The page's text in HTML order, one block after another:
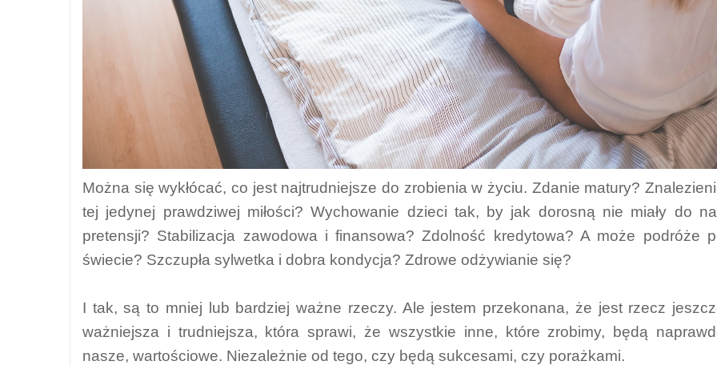
Można się wykłócać, co jest najtrudniejsze do zrobienia w życiu. Zdanie matury?
tej jedynej prawdziwej miłości? Wychowanie dzieci tak, by jak dorosną nie miały do
pretensji? Stabilizacja zawodowa i finansowa? Zdolność kredytowa? A może podróże
świecie? Szczupła sylwetka i dobra kondycja? Zdrowe odżywianie się?
I tak, są to mniej lub bardziej ważne rzeczy. Ale jestem przekonana, że jest rzecz
ważniejsza i trudniejsza, która sprawi, że wszystkie inne, które zrobimy, będą
nasze, wartościowe. Niezależnie od tego, czy będą sukcesami, czy porażkami.